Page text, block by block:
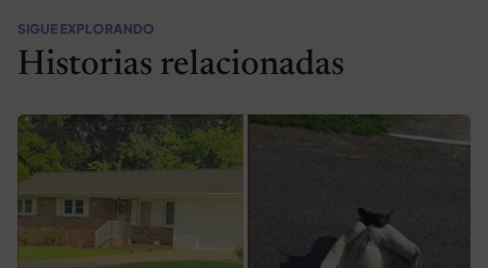
SIGUE EXPLORANDO
Historias relacionadas